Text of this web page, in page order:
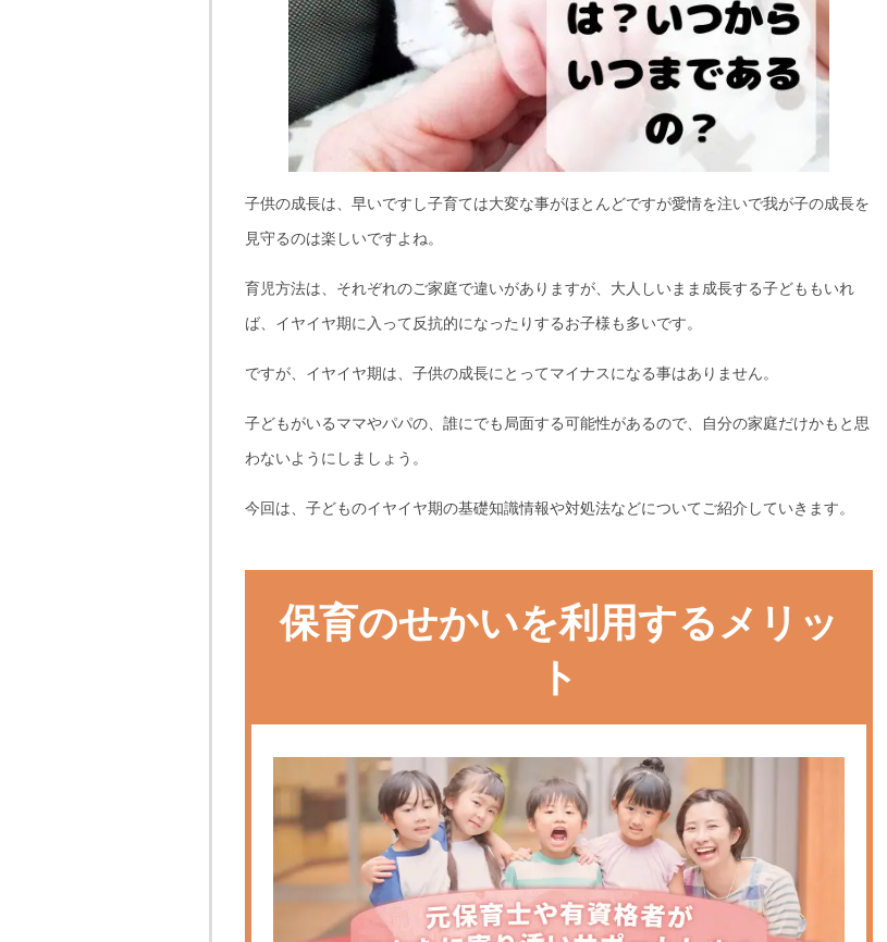
子供の成長は、早いですし子育ては大変な事がほとんどですが愛情を注いで我が子の成長を
見守るのは楽しいですよね。
育児方法は、それぞれのご家庭で違いがありますが、大人しいまま成長する子どももいれ
ば、イヤイヤ期に入って反抗的になったりするお子様も多いです。
ですが、イヤイヤ期は、子供の成長にとってマイナスになる事はありません。
子どもがいるママやパパの、誰にでも局面する可能性があるので、自分の家庭だけかもと思
わないようにしましょう。
今回は、子どものイヤイヤ期の基礎知識情報や対処法などについてご紹介していきます。
保育のせかいを利用するメリッ
ト